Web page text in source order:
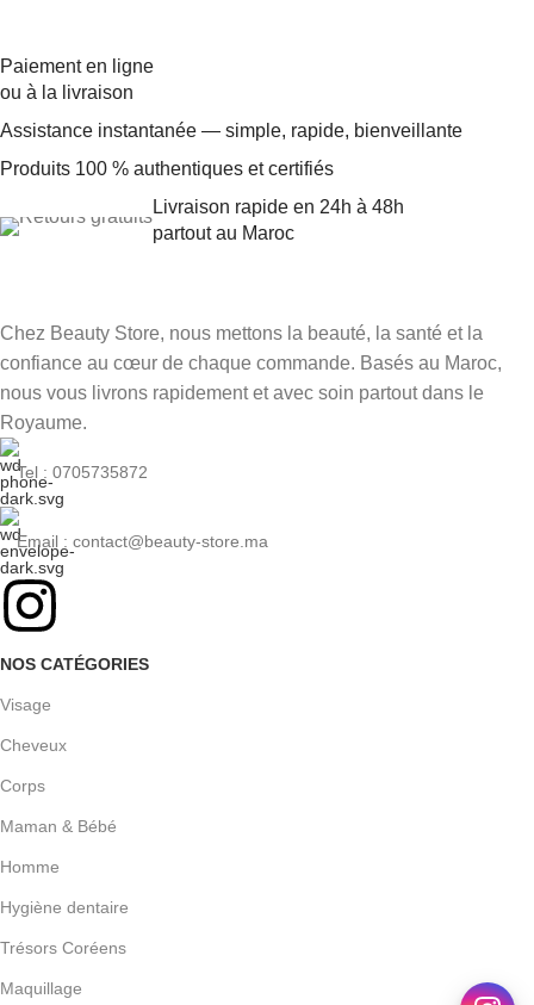
Paiement en ligne
ou à la livraison
Assistance instantanée — simple, rapide, bienveillante
Produits 100 % authentiques et certifiés
Livraison rapide en 24h à 48h
partout au Maroc
Chez Beauty Store, nous mettons la beauté, la santé et la
confiance au cœur de chaque commande. Basés au Maroc,
nous vous livrons rapidement et avec soin partout dans le
Royaume.
Tel : 0705735872
Email : contact@beauty-store.ma
NOS CATÉGORIES
Visage
Cheveux
Corps
Maman & Bébé
Homme
Hygiène dentaire
Trésors Coréens
Maquillage